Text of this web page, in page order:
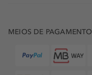
MEIOS DE PAGAMENTO